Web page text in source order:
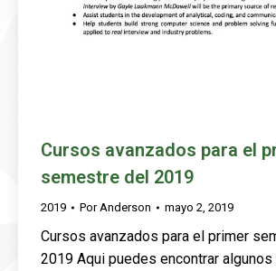
Cursos avanzados para el
semestre del 2019
2019 Por Anderson mayo 2, 2019
Cursos avanzados para el primer
2019 Aqui puedes encontrar